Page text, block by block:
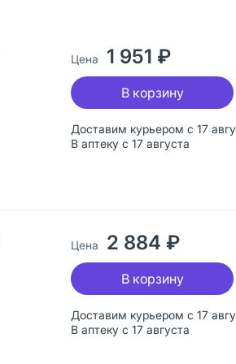
Доставим курьером с 17
В аптеку с 17 августа
Цена 1 951 ₽
В корзину
Доставим курьером с 17
В аптеку с 17 августа
Цена 2 884 ₽
В корзину